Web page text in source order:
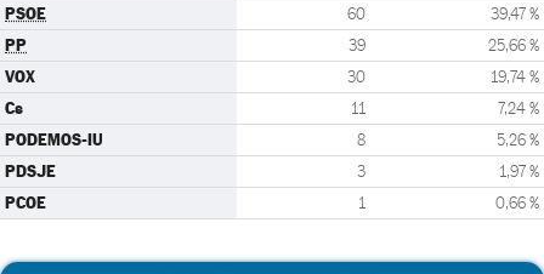
PSOE 60 39,47 %
PP 39 25,66 %
VOX 30 19,74 %
Cs 11 7,24 %
PODEMOS-IU 8 5,26 %
PDSJE 3 1,97 %
PCOE 1 0,66 %